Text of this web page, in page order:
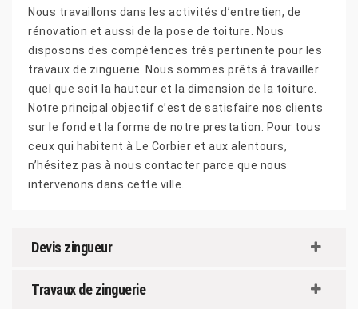
Nous travaillons dans les activités d’entretien, de
rénovation et aussi de la pose de toiture. Nous
disposons des compétences très pertinente pour les
travaux de zinguerie. Nous sommes prêts à travailler
quel que soit la hauteur et la dimension de la toiture.
Notre principal objectif c’est de satisfaire nos clients
sur le fond et la forme de notre prestation. Pour tous
ceux qui habitent à Le Corbier et aux alentours,
n’hésitez pas à nous contacter parce que nous
intervenons dans cette ville.
Devis zingueur
Travaux de zinguerie